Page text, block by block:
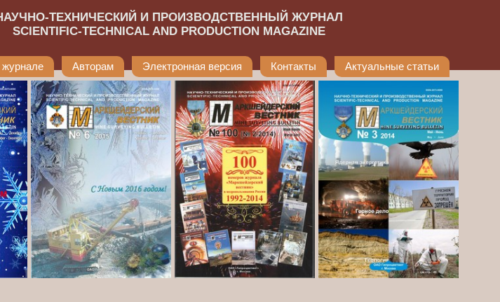
ТЕХНИЧЕСКИЙ И ПРОИЗВОДСТВЕННЫЙ ЖУРНАЛ
SCIENTIFIC-TECHNICAL AND PRODUCTION MAGAZINE
Авторам Электронная версия Контакты Актуальные статьи